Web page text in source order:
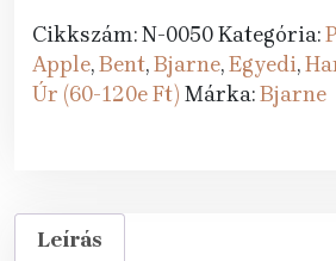
Polish
Apple
mennyiség
Cikkszám:N-0050Kategória:
Apple,Bent,Bjarne,Egyedi,
Úr (60-120e Ft) Márka:Bjarne
Leírás